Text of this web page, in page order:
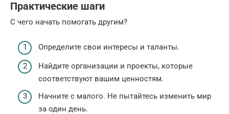
Практические шаги
С чего начать помогать другим?
Определите свои интересы и таланты.
Найдите организации и проекты, которые
соответствуют вашим ценностям.
Начните с малого. Не пытайтесь изменить мир
за один день.